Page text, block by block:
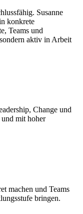
Susanne
konkrete
Teams und
aktiv in Arbeit
Change und
und mit hoher
machen und Teams
bringen.